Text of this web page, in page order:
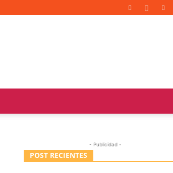
- Publicidad -
POST RECIENTES